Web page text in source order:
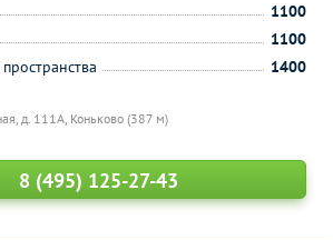
д. 111A, Коньково (387 м)
1100
1100
1400
8 (495) 125-27-43